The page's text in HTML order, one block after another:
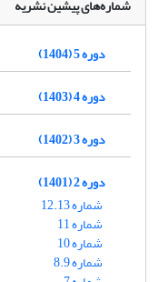
شماره‌های پیشین نشریه
دوره 5 (1404)
دوره 4 (1403)
دوره 3 (1402)
دوره 2 (1401)
شماره 12.13
شماره 11
شماره 10
شماره 8.9